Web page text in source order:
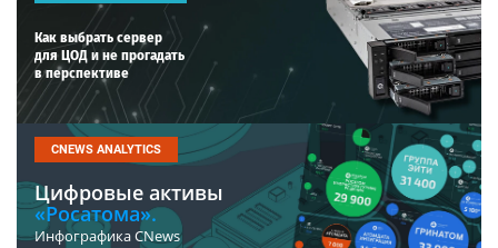
Как выбрать сервер
для ЦОД и не прогадать
в перспективе
CNEWS ANALYTICS
Цифровые активы
«Росатома».
Инфографика CNews